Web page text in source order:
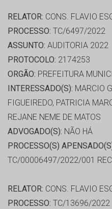
RELATOR: CONS. FLAVIO
PROCESSO: TC/6497/2022
ASSUNTO: AUDITORIA 2022
PROTOCOLO: 2174253
ORGÃO: PREFEITURA
INTERESSADO(S): MARCIO
FIGUEIREDO, PATRICIA
REJANE NEME DE MATOS
ADVOGADO(S): NÃO HÁ
PROCESSO(S)
TC/00006497/2022/001
RELATOR: CONS. FLAVIO
PROCESSO: TC/13696/2022